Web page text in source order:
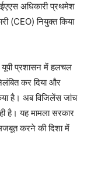
अधिकारी प्रथमेश
(CEO) नियुक्त किया
प्रशासन में हलचल
कर दिया और
है। अब विजिलेंस जांच
है। यह मामला सरकार
करने की दिशा में